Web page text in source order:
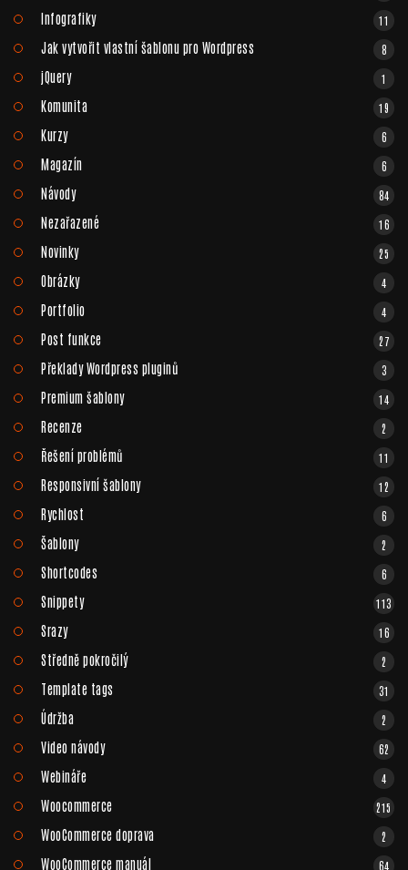
Infografiky 11
Jak vytvořit vlastní šablonu pro Wordpress 8
jQuery 1
Komunita 19
Kurzy 6
Magazín 6
Návody 84
Nezařazené 16
Novinky 25
Obrázky 4
Portfolio 4
Post funkce 27
Překlady Wordpress pluginů 3
Premium šablony 14
Recenze 2
Řešení problémů 11
Responsivní šablony 12
Rychlost 6
Šablony 2
Shortcodes 6
Snippety 113
Srazy 16
Středně pokročilý 2
Template tags 31
Údržba 2
Video návody 62
Webináře 4
Woocommerce 215
WooCommerce doprava 2
WooCommerce manuál 64